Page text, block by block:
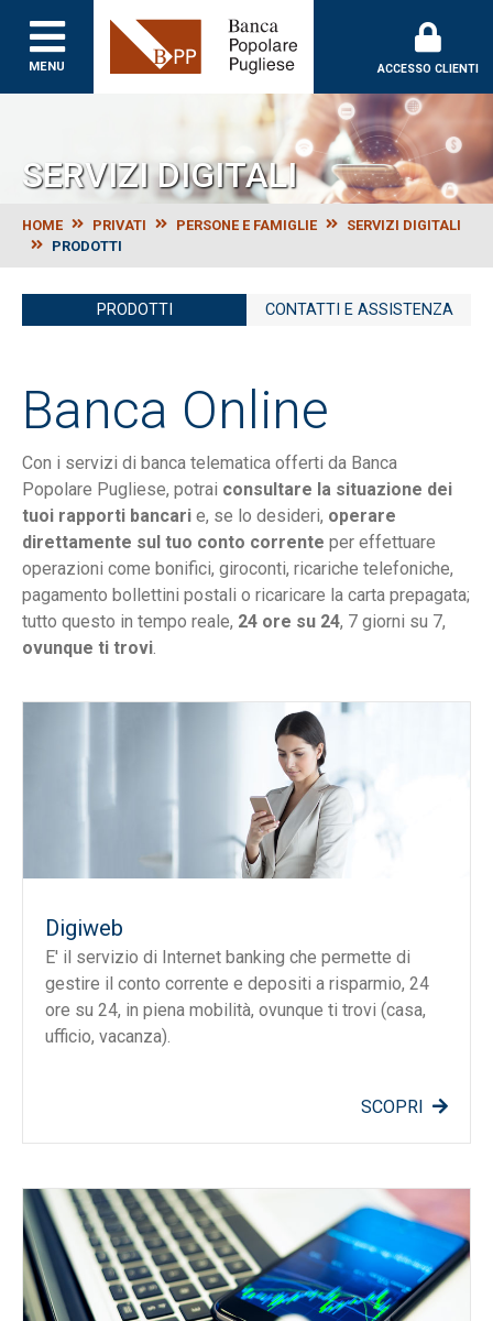
MENU
Banca Popolare
ACCESSO CLIENTI
SERVIZI DIGITALI
HOME PRIVATI PERSONE E FAMIGLIE
SERVIZI DIGITALI
PRODOTTI
PRODOTTI CONTATTI E ASSISTENZA
Banca Online
Con i servizi di banca telematica offerti da Banca
Popolare Pugliese, potrai consultare la situazione dei
tuoi rapporti bancari e, se lo desideri, operare
direttamente sul tuo conto corrente per effettuare
operazioni come bonifici, giroconti, ricariche telefoniche,
pagamento bollettini postali o ricaricare la carta prepagata;
tutto questo in tempo reale, 24 ore su 24, 7 giorni su 7,
ovunque ti trovi.
Digiweb
E' il servizio di Internet banking che permette di
gestire il conto corrente e depositi a risparmio, 24
ore su 24, in piena mobilità, ovunque ti trovi (casa,
ufficio, vacanza).
SCOPRI